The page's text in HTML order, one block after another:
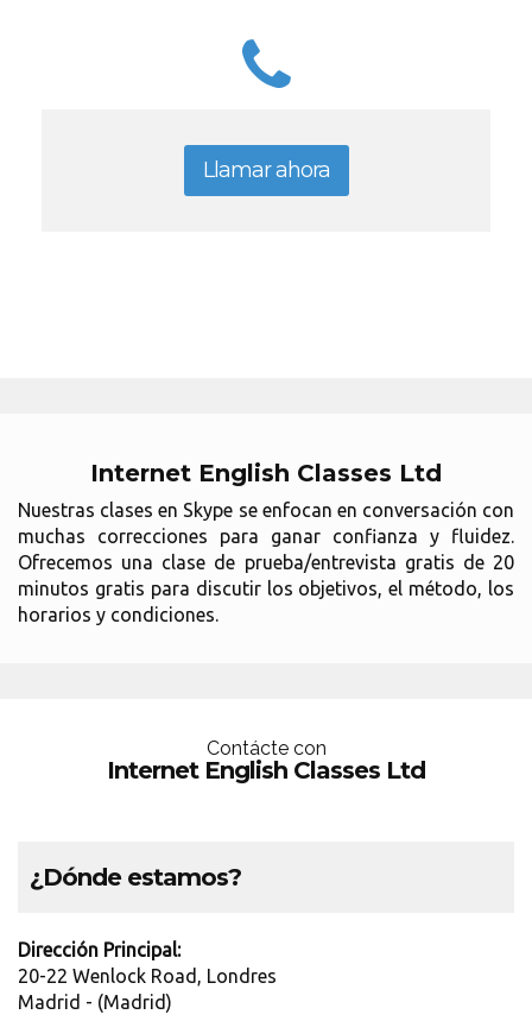
Llamar ahora
Internet English Classes Ltd
Nuestras clases en Skype se enfocan en conversación con
muchas correcciones para ganar confianza y fluidez.
Ofrecemos una clase de prueba/entrevista gratis de 20
minutos gratis para discutir los objetivos, el método, los
horarios y condiciones.
Contácte con
Internet English Classes Ltd
¿Dónde estamos?
Dirección Principal:
20-22 Wenlock Road, Londres
Madrid - (Madrid)